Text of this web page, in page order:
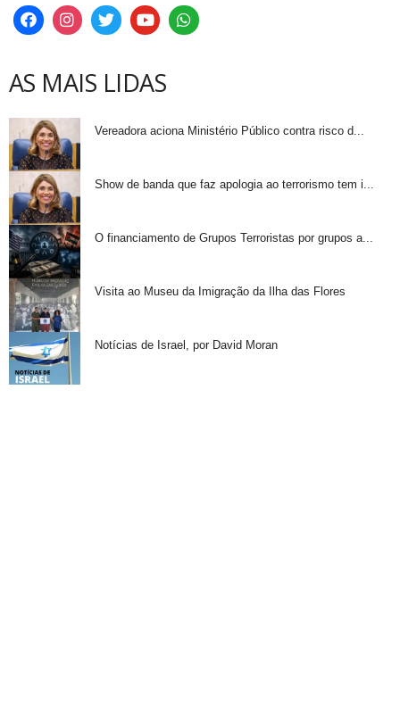
AS MAIS LIDAS
Vereadora aciona Ministério Público contra risco d...
Show de banda que faz apologia ao terrorismo tem i...
O financiamento de Grupos Terroristas por grupos a...
Visita ao Museu da Imigração da Ilha das Flores
Notícias de Israel, por David Moran